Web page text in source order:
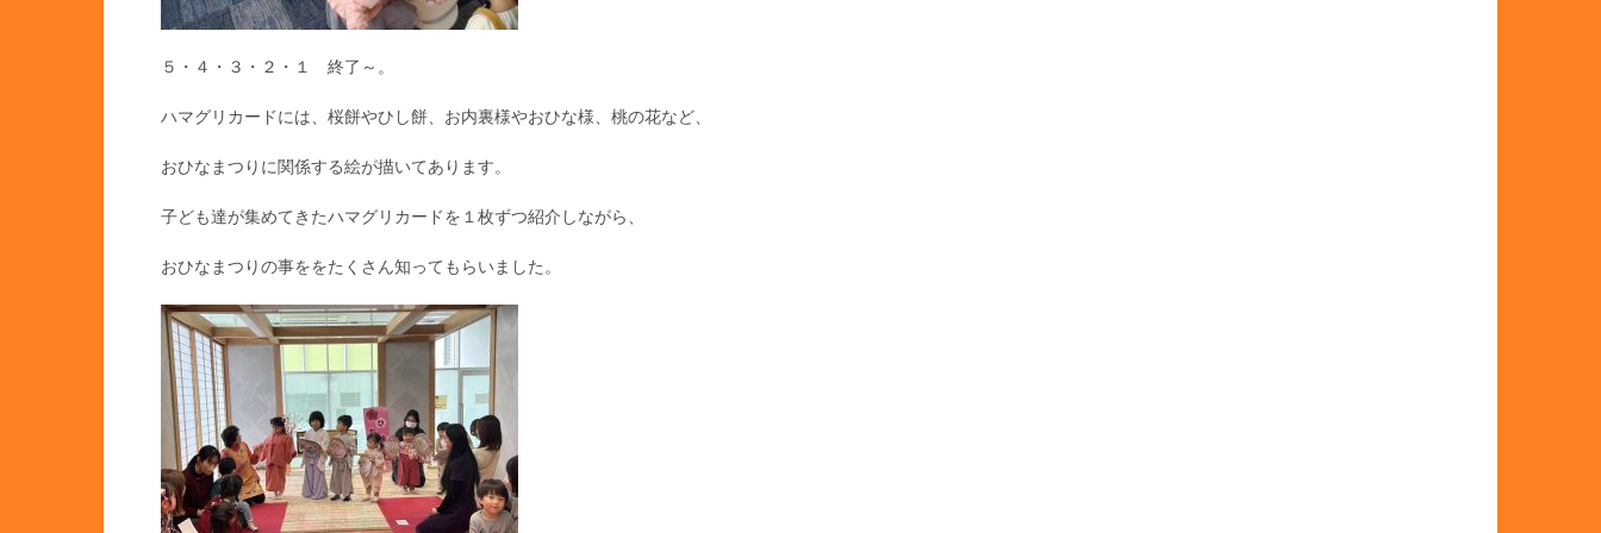
５・４・３・２・１ 終了～。
ハマグリカードには、桜餅やひし餅、お内裏様やおひな様、桃の花など、
おひなまつりに関係する絵が描いてあります。
子ども達が集めてきたハマグリカードを１枚ずつ紹介しながら、
おひなまつりの事ををたくさん知ってもらいました。